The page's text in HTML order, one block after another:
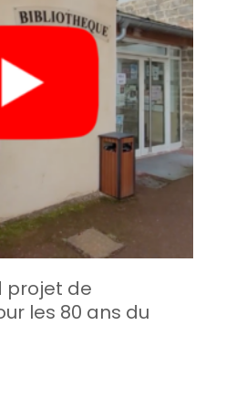
projet de
les 80 ans du